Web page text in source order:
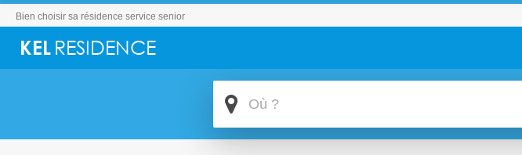
Bien choisir sa résidence service senior